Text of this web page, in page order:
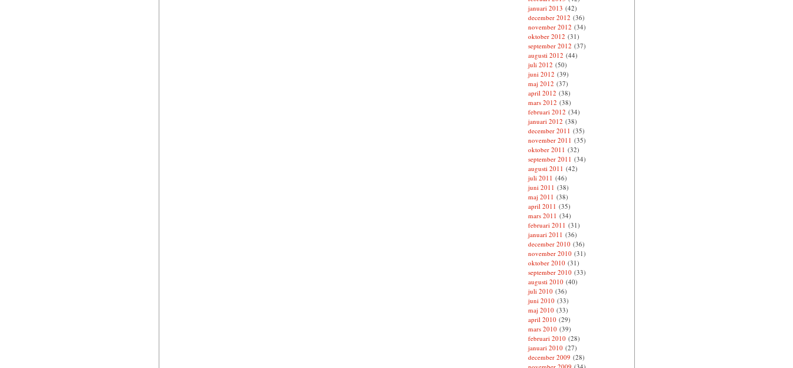
januari 2013 (42)
december 2012 (36)
november 2012 (34)
oktober 2012 (31)
september 2012 (37)
augusti 2012 (44)
juli 2012 (50)
juni 2012 (39)
maj 2012 (37)
april 2012 (38)
mars 2012 (38)
februari 2012 (34)
januari 2012 (38)
december 2011 (35)
november 2011 (35)
oktober 2011 (32)
september 2011 (34)
augusti 2011 (42)
juli 2011 (46)
juni 2011 (38)
maj 2011 (38)
april 2011 (35)
mars 2011 (34)
februari 2011 (31)
januari 2011 (36)
december 2010(36)
november 2010(31)
oktober 2010(31)
september 2010(33)
augusti 2010(40)
juli 2010(36)
juni 2010(33)
maj 2010(33)
april 2010(29)
mars 2010(39)
februari 2010(28)
januari 2010(27)
december 2009 (28)